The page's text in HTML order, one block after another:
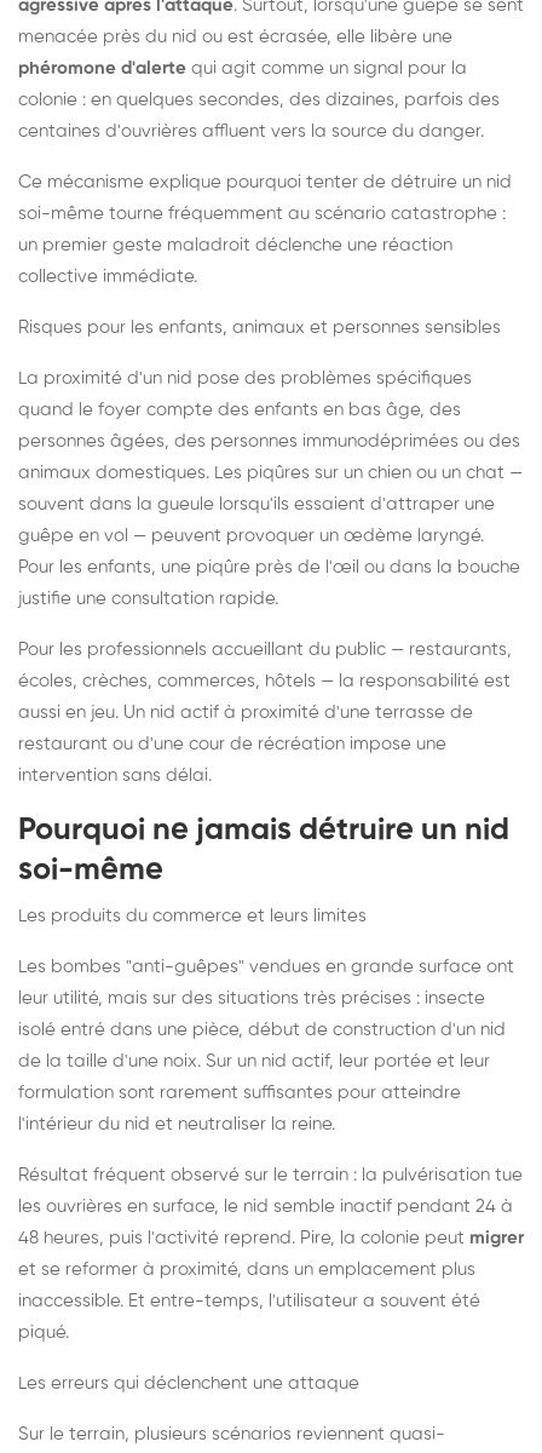
agressive après l'attaque. Surtout, lorsqu'une guêpe se sent
menacée près du nid ou est écrasée, elle libère une
phéromone d'alerte qui agit comme un signal pour la
colonie : en quelques secondes, des dizaines, parfois des
centaines d'ouvrières affluent vers la source du danger.
Ce mécanisme explique pourquoi tenter de détruire un nid
soi-même tourne fréquemment au scénario catastrophe :
un premier geste maladroit déclenche une réaction
collective immédiate.
Risques pour les enfants, animaux et personnes sensibles
La proximité d'un nid pose des problèmes spécifiques
quand le foyer compte des enfants en bas âge, des
personnes âgées, des personnes immunodéprimées ou des
animaux domestiques. Les piqûres sur un chien ou un chat —
souvent dans la gueule lorsqu'ils essaient d'attraper une
guêpe en vol — peuvent provoquer un œdème laryngé.
Pour les enfants, une piqûre près de l'œil ou dans la bouche
justifie une consultation rapide.
Pour les professionnels accueillant du public — restaurants,
écoles, crèches, commerces, hôtels — la responsabilité est
aussi en jeu. Un nid actif à proximité d'une terrasse de
restaurant ou d'une cour de récréation impose une
intervention sans délai.
Pourquoi ne jamais détruire un nid
soi-même
Les produits du commerce et leurs limites
Les bombes "anti-guêpes" vendues en grande surface ont
leur utilité, mais sur des situations très précises : insecte
isolé entré dans une pièce, début de construction d'un nid
de la taille d'une noix. Sur un nid actif, leur portée et leur
formulation sont rarement suffisantes pour atteindre
l'intérieur du nid et neutraliser la reine.
Résultat fréquent observé sur le terrain : la pulvérisation tue
les ouvrières en surface, le nid semble inactif pendant 24 à
48 heures, puis l'activité reprend. Pire, la colonie peut migrer
et se reformer à proximité, dans un emplacement plus
inaccessible. Et entre-temps, l'utilisateur a souvent été
piqué.
Les erreurs qui déclenchent une attaque
Sur le terrain, plusieurs scénarios reviennent quasi-